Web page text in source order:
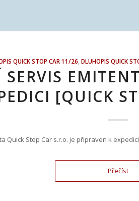
QUICK STOP CAR 11/26 ,DLUHOPIS QUICK
SERVIS
[QUICK
Quick Stop Car s.r.o. je připraven k
Přečíst